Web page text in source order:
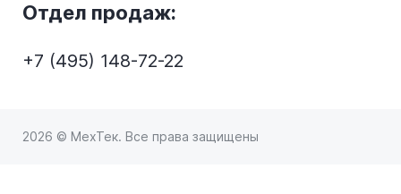
Отдел продаж:
+7 (495) 148-72-22
2026 © МехТек. Все права защищены